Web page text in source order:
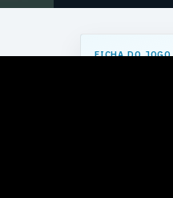
FICHA DO JOGO